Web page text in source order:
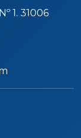
1. 31006